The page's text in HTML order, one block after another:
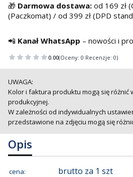
🎁 Darmowa dostawa: od 169 zł
(Paczkomat) / od 399 zł (DPD
📲 Kanał WhatsApp – nowości i
0.00(Oceny: 0 Recenzje: 0)
UWAGA:
Kolor i faktura produktu mogą się różnić
produkcyjnej.
W zależności od indywidualnych
przedstawione na zdjęciu mogą się
Opis
cena: brutto za 1 szt